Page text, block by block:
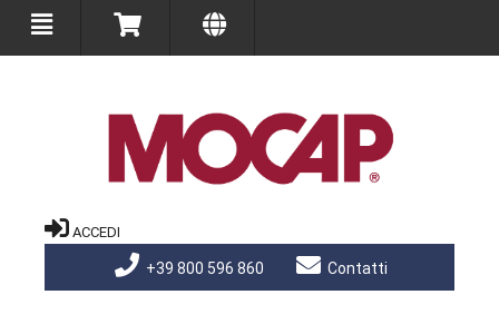
ACCEDI
+39 800 596 860 Contatti